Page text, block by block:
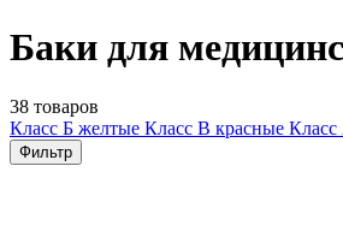
Баки для
38 товаров
Класс Б желтые Класс В красные
Фильтр